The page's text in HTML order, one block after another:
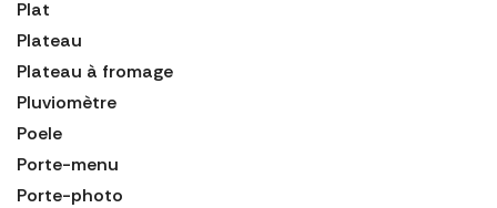
Plat
Plateau
Plateau à fromage
Pluviomètre
Poele
Porte-menu
Porte-photo